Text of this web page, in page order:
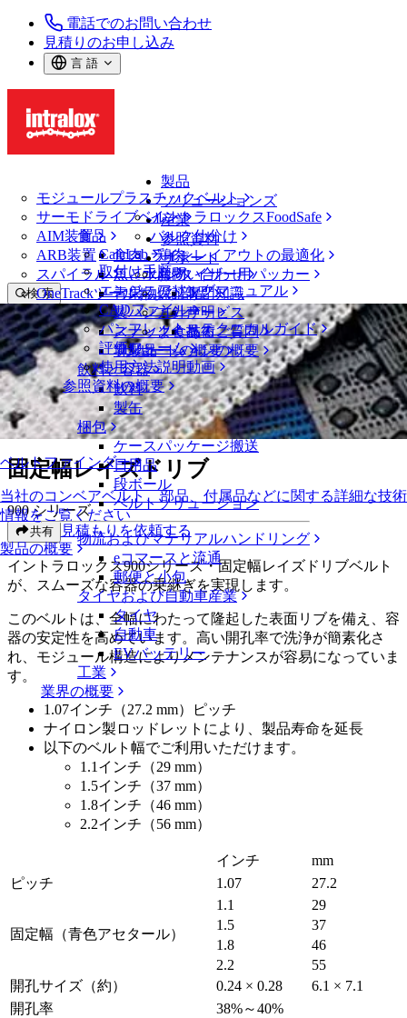
電話でのお問い合わせ
見積りのお申し込み
言 語
製品
モジュールプラスチックベルト
サーモドライブベルト
AIM装置
ARB装置
スパイラル
OneTrackツールおよび部品
ベルトファインダー
当社のコンベアベルト、部品、付属品などに関する詳細な技術
情報をご覧ください
製品の概要
ソリューションズ
イントラロックスFoodSafe
バルク仕分け
ラインレイアウトの最適化
パレタイザー用パッカー
専門知識
サービス
技術
ソリューションの概要
産業
食品
食肉、鶏肉
魚と水産物
青果物
製パン
スナック食品
乳製品
飲料と容器
飲料
製缶
梱包
ケースパッケージ搬送
日用品
段ボール
ベルトソリューション
物流およびマテリアルハンドリング
eコマースと流通
郵便と小包
タイヤおよび自動車産業
タイヤ
自動車
EVバッテリー
工業
業界の概要
参照資料
CalcLab
取付け手順
エンジニアリングマニュアル
CADファイル
パンフレット・テクニカルガイド
評価フォーム
使用方法説明動画
参照資料の概要
サポート
お問い合わせ
保証
方針声明
よくあるご質問
サポートの概要
検 索
メニューを開く
ベルトファインダー
ベルトファインダー
モジュールプラスチックベルト
900 シリーズ
固定幅レイズドリブ
固定幅レイズドリブ
900 シリーズ
共有 見積もりを依頼する
イントラロックス900シリーズ・固定幅レイズドリブベルト
が、スムーズな容器の乗継ぎを実現します。
このベルトは、全幅にわたって隆起した表面リブを備え、容
器の安定性を高めています。高い開孔率で洗浄が簡素化さ
れ、モジュール構造によりメンテナンスが容易になっていま
す。
1.07インチ（27.2 mm）ピッチ
ナイロン製ロッドレットにより、製品寿命を延長
以下のベルト幅でご利用いただけます。
1.1インチ（29 mm）
1.5インチ（37 mm）
1.8インチ（46 mm）
2.2インチ（56 mm）
インチ
mm
ピッチ
1.07 27.2
固定幅（青色アセタール）
1.1
29
1.5
37
1.8
46
2.2
55
開孔サイズ（約）
0.24 × 0.28
6.1 × 7.1
開孔率
38%～40%